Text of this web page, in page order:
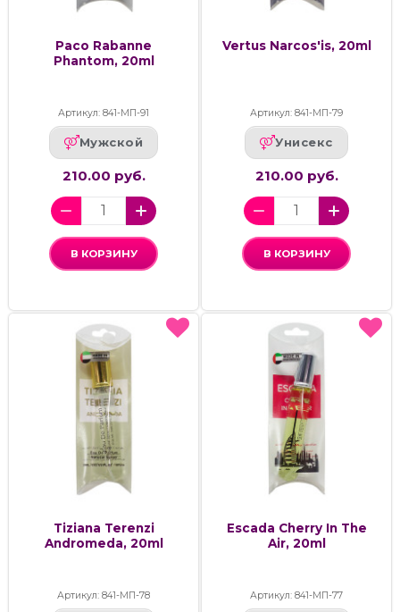
Paco Rabanne
Phantom, 20ml
Артикул: 841-МП-91
Мужской
210.00 руб.
В КОРЗИНУ
Vertus Narcos'is, 20ml
Артикул: 841-МП-79
Унисекс
210.00 руб.
В КОРЗИНУ
Tiziana Terenzi
Andromeda, 20ml
Артикул: 841-МП-78
Escada Cherry In The
Air, 20ml
Артикул: 841-МП-77